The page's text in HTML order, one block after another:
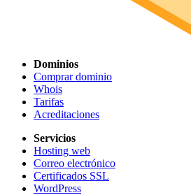
Dominios
Comprar dominio
Whois
Tarifas
Acreditaciones
Servicios
Hosting web
Correo electrónico
Certificados SSL
WordPress